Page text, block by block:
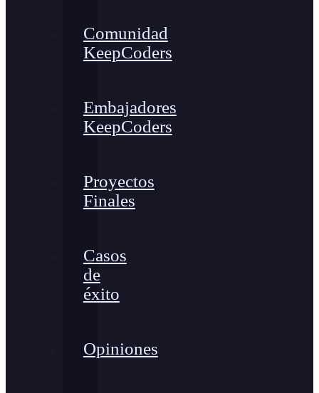
Comunidad
KeepCoders
Embajadores
KeepCoders
Proyectos
Finales
Casos
de
éxito
Opiniones